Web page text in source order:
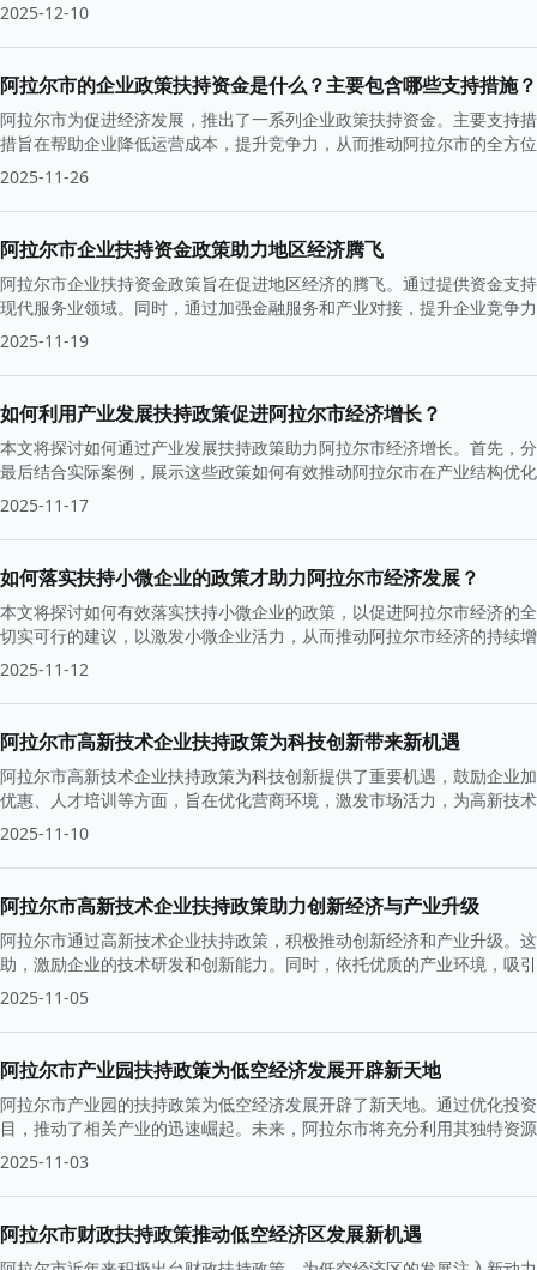
2025-12-10
阿拉尔市的企业政策扶持资金是什么？主要包含哪些支持措施？
阿拉尔市为促进经济发展，推出了一系列企业政策扶持资金。主要支持
措旨在帮助企业降低运营成本，提升竞争力，从而推动阿拉尔市的全方
2025-11-26
阿拉尔市企业扶持资金政策助力地区经济腾飞
阿拉尔市企业扶持资金政策旨在促进地区经济的腾飞。通过提供资金支
现代服务业领域。同时，通过加强金融服务和产业对接，提升企业竞争
会。
2025-11-19
如何利用产业发展扶持政策促进阿拉尔市经济增长？
本文将探讨如何通过产业发展扶持政策助力阿拉尔市经济增长。首先，
最后结合实际案例，展示这些政策如何有效推动阿拉尔市在产业结构优
2025-11-17
如何落实扶持小微企业的政策才助力阿拉尔市经济发展？
本文将探讨如何有效落实扶持小微企业的政策，以促进阿拉尔市经济的
切实可行的建议，以激发小微企业活力，从而推动阿拉尔市经济的持续
2025-11-12
阿拉尔市高新技术企业扶持政策为科技创新带来新机遇
阿拉尔市高新技术企业扶持政策为科技创新提供了重要机遇，鼓励企业
优惠、人才培训等方面，旨在优化营商环境，激发市场活力，为高新技
2025-11-10
阿拉尔市高新技术企业扶持政策助力创新经济与产业升级
阿拉尔市通过高新技术企业扶持政策，积极推动创新经济和产业升级。
助，激励企业的技术研发和创新能力。同时，依托优质的产业环境，吸
2025-11-05
阿拉尔市产业园扶持政策为低空经济发展开辟新天地
阿拉尔市产业园的扶持政策为低空经济发展开辟了新天地。通过优化投
目，推动了相关产业的迅速崛起。未来，阿拉尔市将充分利用其独特资
2025-11-03
阿拉尔市财政扶持政策推动低空经济区发展新机遇